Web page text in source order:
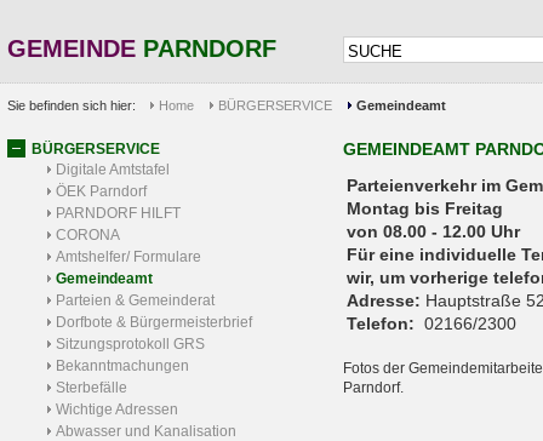
GEMEINDE PARNDORF
Sie befinden sich hier: Home BÜRGERSERVICE Gemeindeamt
BÜRGERSERVICE
Digitale Amtstafel
ÖEK Parndorf
PARNDORF HILFT
CORONA
Amtshelfer/ Formulare
Gemeindeamt
Parteien & Gemeinderat
Dorfbote & Bürgermeisterbrief
Sitzungsprotokoll GRS
Bekanntmachungen
Sterbefälle
Wichtige Adressen
Abwasser und Kanalisation
GEMEINDEAMT
Parteienverkehr
Montag bis Freitag
von 08.00 - 12.00 Uhr
Für eine individuelle
wir, um vorherige
Adresse: Hauptstraße
Telefon: 02166/2300
Fotos der
Parndorf.